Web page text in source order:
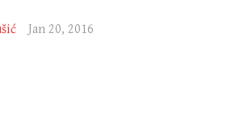
Jan 20, 2016